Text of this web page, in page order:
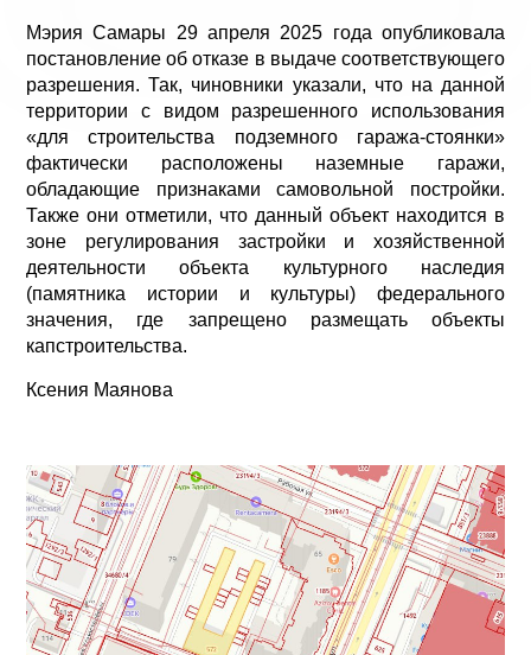
Мэрия Самары 29 апреля 2025 года опубликовала
постановление об отказе в выдаче соответствующего
разрешения. Так, чиновники указали, что на данной
территории с видом разрешенного использования
«для строительства подземного гаража-стоянки»
фактически расположены наземные гаражи,
обладающие признаками самовольной постройки.
Также они отметили, что данный объект находится в
зоне регулирования застройки и хозяйственной
деятельности объекта культурного наследия
(памятника истории и культуры) федерального
значения, где запрещено размещать объекты
капстроительства.
Ксения Маянова